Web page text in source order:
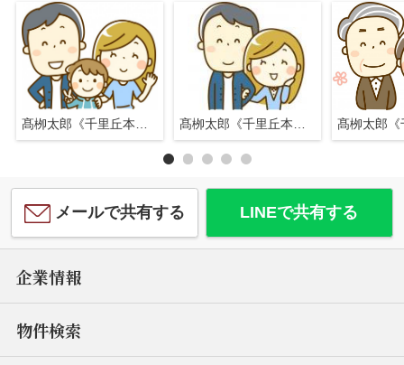
髙栁太郎《千里丘本店》 髙栁太郎《千里丘本店》
メールで共有する LINEで共有する
企業情報
物件検索